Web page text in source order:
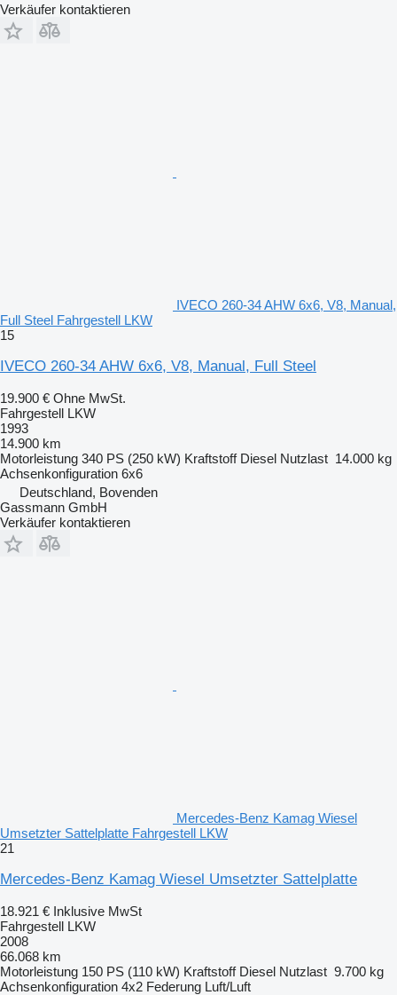
Verkäufer kontaktieren
IVECO 260-34 AHW 6x6, V8, Manual,
Full Steel Fahrgestell LKW
15
IVECO 260-34 AHW 6x6, V8, Manual, Full Steel
19.900 € Ohne MwSt.
Fahrgestell LKW
1993
14.900 km
Motorleistung 340 PS (250 kW) Kraftstoff Diesel Nutzlast 14.000 kg
Achsenkonfiguration 6x6
Deutschland, Bovenden
Gassmann GmbH
Verkäufer kontaktieren
Mercedes-Benz Kamag Wiesel
Umsetzter Sattelplatte Fahrgestell LKW
21
Mercedes-Benz Kamag Wiesel Umsetzter Sattelplatte
18.921 € Inklusive MwSt
Fahrgestell LKW
2008
66.068 km
Motorleistung 150 PS (110 kW) Kraftstoff Diesel Nutzlast 9.700 kg
Achsenkonfiguration 4x2 Federung Luft/Luft